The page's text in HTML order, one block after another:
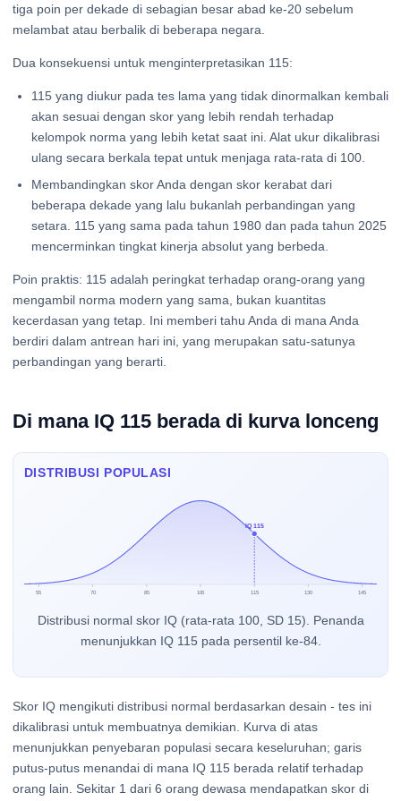
tiga poin per dekade di sebagian besar abad ke-20 sebelum
melambat atau berbalik di beberapa negara.
Dua konsekuensi untuk menginterpretasikan 115:
115 yang diukur pada tes lama yang tidak dinormalkan kembali
akan sesuai dengan skor yang lebih rendah terhadap
kelompok norma yang lebih ketat saat ini. Alat ukur dikalibrasi
ulang secara berkala tepat untuk menjaga rata-rata di 100.
Membandingkan skor Anda dengan skor kerabat dari
beberapa dekade yang lalu bukanlah perbandingan yang
setara. 115 yang sama pada tahun 1980 dan pada tahun 2025
mencerminkan tingkat kinerja absolut yang berbeda.
Poin praktis: 115 adalah peringkat terhadap orang-orang yang
mengambil norma modern yang sama, bukan kuantitas
kecerdasan yang tetap. Ini memberi tahu Anda di mana Anda
berdiri dalam antrean hari ini, yang merupakan satu-satunya
perbandingan yang berarti.
Di mana IQ 115 berada di kurva lonceng
DISTRIBUSI POPULASI
55 70 85 100 115 130 145
IQ 115
Distribusi normal skor IQ (rata-rata 100, SD 15). Penanda
menunjukkan IQ 115 pada persentil ke-84.
Skor IQ mengikuti distribusi normal berdasarkan desain - tes ini
dikalibrasi untuk membuatnya demikian. Kurva di atas
menunjukkan penyebaran populasi secara keseluruhan; garis
putus-putus menandai di mana IQ 115 berada relatif terhadap
orang lain. Sekitar 1 dari 6 orang dewasa mendapatkan skor di